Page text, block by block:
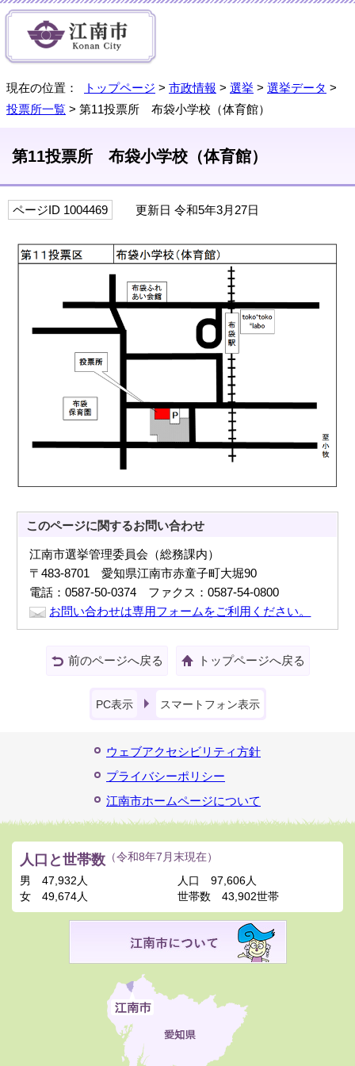
現在の位置： トップページ > 市政情報 > 選挙 > 選挙データ >
投票所一覧 > 第11投票所 布袋小学校（体育館）
第11投票所 布袋小学校（体育館）
ページID 1004469 更新日 令和5年3月27日
このページに関するお問い合わせ
江南市選挙管理委員会（総務課内）
〒483-8701 愛知県江南市赤童子町大堀90
電話：0587-50-0374 ファクス：0587-54-0800
お問い合わせは専用フォームをご利用ください。
前のページへ戻る トップページへ戻る
PC表示 スマートフォン表示
ウェブアクセシビリティ方針
プライバシーポリシー
江南市ホームページについて
人口と世帯数 （令和8年7月末現在）
男
47,932人
女
49,674人
人口
97,606人
世帯数
43,902世帯